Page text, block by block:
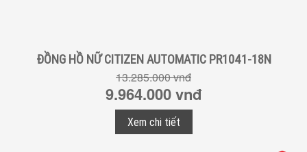
ĐỒNG HỒ NỮ CITIZEN AUTOMATIC PR1041-18N
13.285.000 vnđ
9.964.000 vnđ
Xem chi tiết